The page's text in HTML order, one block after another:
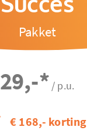
Pakket
29,-* / p.u.
€ 168,- korting